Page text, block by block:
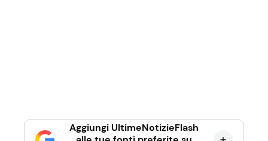
Aggiungi UltimeNotizieFlash